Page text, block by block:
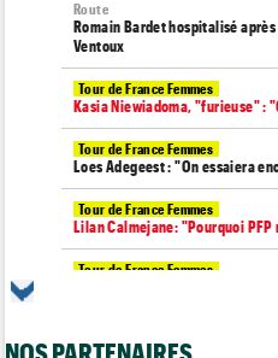
Route
Romain Bardet hospitalisé
Ventoux
Tour de France Femmes
Kasia Niewiadoma, "furieuse" :
Tour de France Femmes
Loes Adegeest : "On essaiera
Tour de France Femmes
Lilan Calmejane: "Pourquoi
Tour de France Femmes
Niedermaier : "J’ai dit à Kasia